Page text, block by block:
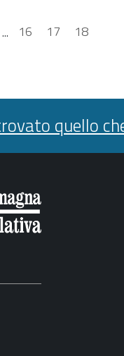
... 16 17
18
quello